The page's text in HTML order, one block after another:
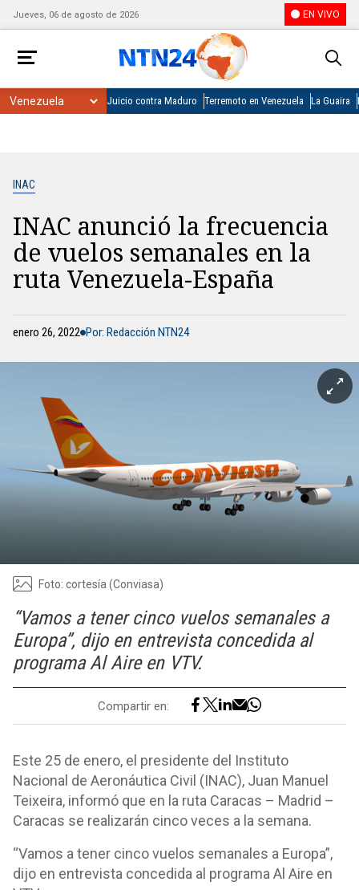
Jueves, 06 de agosto de 2026 EN VIVO
Juicio contra Maduro Terremoto en Venezuela La Guaira
INAC
INAC anunció la frecuencia
de vuelos semanales en la
ruta Venezuela-España
enero 26, 2022 Por: Redacción NTN24
Foto: cortesía (Conviasa)
“Vamos a tener cinco vuelos semanales a
Europa”, dijo en entrevista concedida al
programa Al Aire en VTV.
Compartir en:
Este 25 de enero, el presidente del Instituto
Nacional de Aeronáutica Civil (INAC), Juan Manuel
Teixeira, informó que en la ruta Caracas – Madrid –
Caracas se realizarán cinco veces a la semana.
“Vamos a tener cinco vuelos semanales a Europa”,
dijo en entrevista concedida al programa Al Aire en